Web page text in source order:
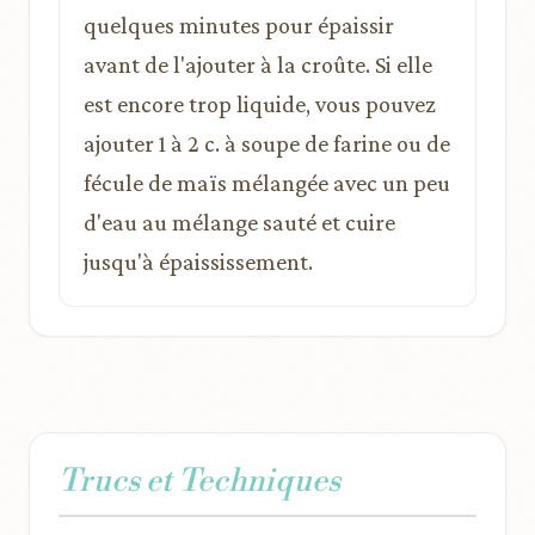
quelques minutes pour épaissir
avant de l'ajouter à la croûte. Si elle
est encore trop liquide, vous pouvez
ajouter 1 à 2 c. à soupe de farine ou de
fécule de maïs mélangée avec un peu
d'eau au mélange sauté et cuire
jusqu'à épaississement.
Trucs et Techniques